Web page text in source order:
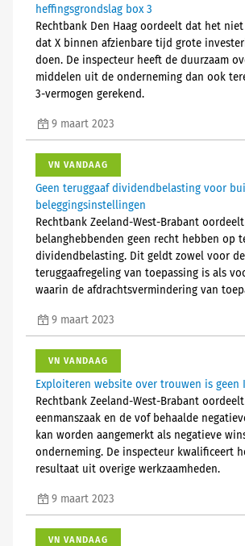
heffingsgrondslag box 3
Rechtbank Den Haag oordeelt dat het
dat X binnen afzienbare tijd grote
doen. De inspecteur heeft de duurzaam
middelen uit de onderneming dan ook
3-vermogen gerekend.
9 maart 2023
VN VANDAAG
Geen teruggaaf dividendbelasting voor
beleggingsinstellingen
Rechtbank Zeeland-West-Brabant
belanghebbenden geen recht hebben op
dividendbelasting. Dit geldt zowel voor
teruggaafregeling van toepassing is als
waarin de afdrachtsvermindering van
9 maart 2023
VN VANDAAG
Exploiteren website over trouwen is geen
Rechtbank Zeeland-West-Brabant
eenmanszaak en de vof behaalde
kan worden aangemerkt als negatieve
onderneming. De inspecteur kwalificeert
resultaat uit overige werkzaamheden.
9 maart 2023
VN VANDAAG